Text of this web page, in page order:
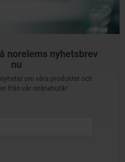
norelems nyhetsbrev
nu
om våra produkter och
från vår onlinebutik!